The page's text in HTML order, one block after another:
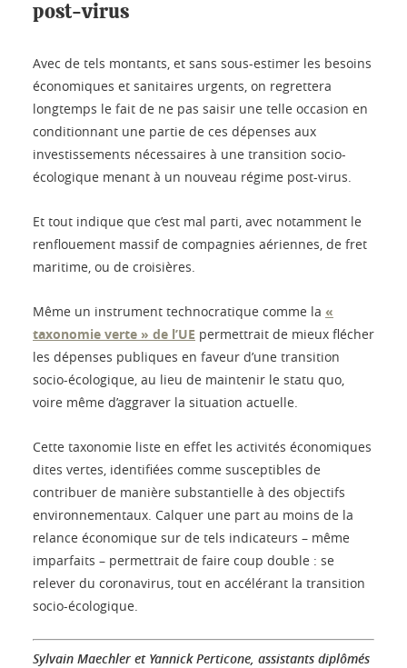
post-virus
Avec de tels montants, et sans sous-estimer les besoins
économiques et sanitaires urgents, on regrettera
longtemps le fait de ne pas saisir une telle occasion en
conditionnant une partie de ces dépenses aux
investissements nécessaires à une transition socio-
écologique menant à un nouveau régime post-virus.
Et tout indique que c’est mal parti, avec notamment le
renflouement massif de compagnies aériennes, de fret
maritime, ou de croisières.
Même un instrument technocratique comme la «
taxonomie verte » de l’UE permettrait de mieux flécher
les dépenses publiques en faveur d’une transition
socio-écologique, au lieu de maintenir le statu quo,
voire même d’aggraver la situation actuelle.
Cette taxonomie liste en effet les activités économiques
dites vertes, identifiées comme susceptibles de
contribuer de manière substantielle à des objectifs
environnementaux. Calquer une part au moins de la
relance économique sur de tels indicateurs – même
imparfaits – permettrait de faire coup double : se
relever du coronavirus, tout en accélérant la transition
socio-écologique.
Sylvain Maechler et Yannick Perticone, assistants diplômés